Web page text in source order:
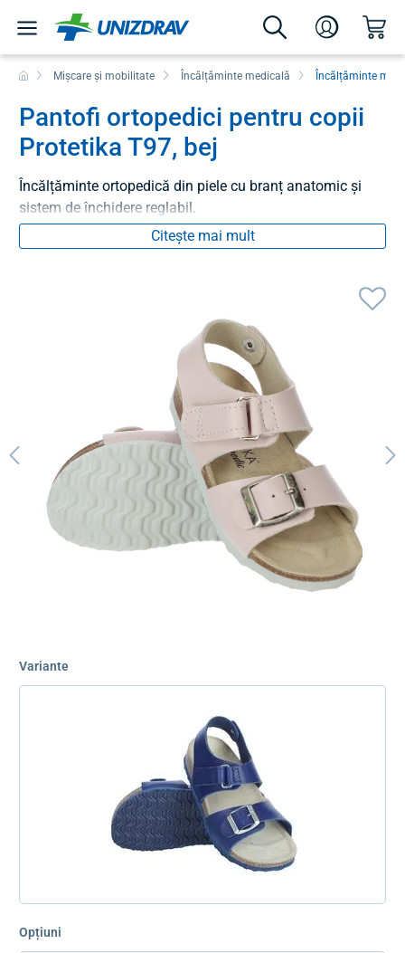
Mișcare și mobilitate Încălțăminte medicală Încălțăminte
Pantofi ortopedici pentru copii
Protetika T97, bej
Încălțăminte ortopedică din piele cu branț anatomic și
sistem de închidere reglabil.
Citește mai mult
Variante
Opțiuni